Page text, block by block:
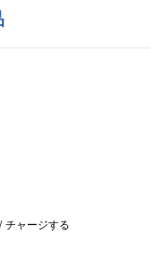
チャージする